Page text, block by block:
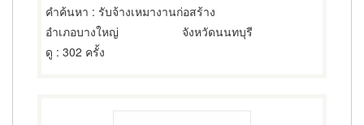
คำค้นหา : รับจ้างเหมางานก่อสร้าง
อำเภอบางใหญ่
จังหวัดนนทบุรี
ดู : 302 ครั้ง